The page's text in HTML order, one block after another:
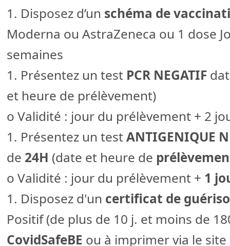
1. Disposez d’un schéma de
Moderna ou AstraZeneca ou 1 dose
semaines
1. Présentez un test PCR NEGATIF
et heure de prélèvement)
o Validité : jour du prélèvement + 2
1. Présentez un testANTIGENIQUE
de 24H (date et heure de
o Validité : jour du prélèvement + 1
1. Disposez d'un certificat de
Positif (de plus de 10 j. et moins de
CovidSafeBE ou à imprimer via le